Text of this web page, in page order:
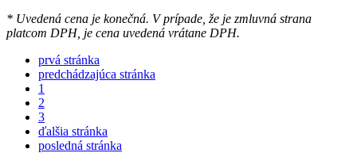
* Uvedená cena je konečná. V prípade, že je zmluvná strana
platcom DPH, je cena uvedená vrátane DPH.
prvá stránka
predchádzajúca stránka
1
2
3
ďalšia stránka
posledná stránka